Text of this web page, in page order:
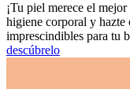
¡Tu piel merece el
higiene corporal y hazte
imprescindibles para tu
descúbrelo